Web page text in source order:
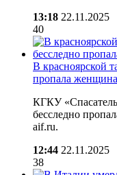
13:18 22.11.2025
40
В красноярской
пропала женщина
КГКУ
бесследно
aif.ru.
12:44 22.11.2025
38